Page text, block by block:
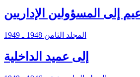
إلى المسؤولين الإداريين
المجلد الثامن 1948 ـ 1949
إلى عميد الداخلية